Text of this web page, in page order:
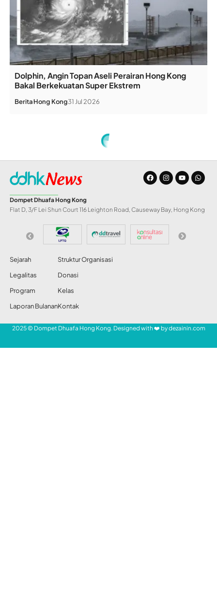
Dolphin, Angin Topan Aseli Perairan Hong Kong
Bakal Berkekuatan Super Ekstrem
BeritaHong Kong31 Jul 2026
Dompet Dhuafa Hong Kong
Flat D, 3/F Lei Shun Court 116 Leighton Road, Causeway Bay, Hong Kong
Sejarah
Legalitas
Program
Laporan Bulanan
Struktur Organisasi
Donasi
Kelas
Kontak
2025 © Dompet Dhuafa Hong Kong. Designed with ❤️ bydezainin.com